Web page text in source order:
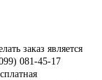
заказ является
081-45-17